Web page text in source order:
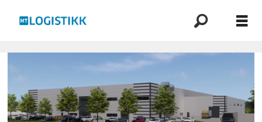
Emne:
spydeberg